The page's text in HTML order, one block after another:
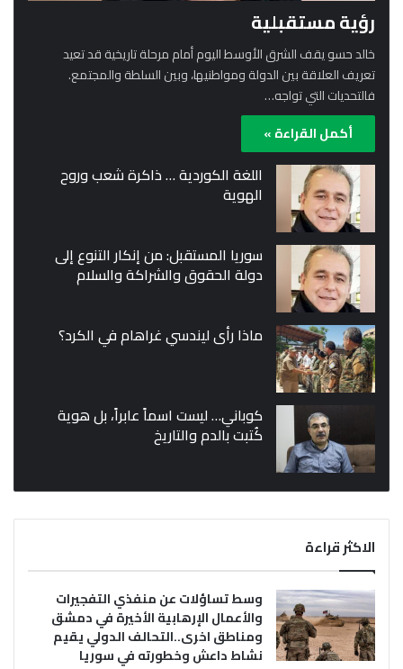
رؤية مستقبلية
خالد حسو يقف الشرق الأوسط اليوم أمام مرحلة تاريخية قد تعيد
تعريف العلاقة بين الدولة ومواطنيها، وبين السلطة والمجتمع.
فالتحديات التي تواجه…
أكمل القراءة »
اللغة الكوردية … ذاكرة شعب وروح
الهوية
سوريا المستقبل: من إنكار التنوع إلى
دولة الحقوق والشراكة والسلام
ماذا رأى ليندسي غراهام في الكرد؟
كوباني… ليست اسماً عابراً، بل هوية
كُتبت بالدم والتاريخ
الاكثر قراءة
وسط تساؤلات عن منفذي التفجيرات
والأعمال الإرهابية الأخيرة في دمشق
ومناطق اخرى..التحالف الدولي يقيم
نشاط داعش وخطورته في سوريا